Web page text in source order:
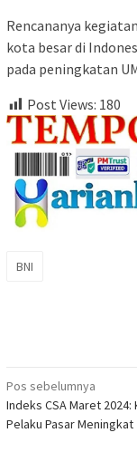
Rencananya
kota besar di
pada peningkatan
Post Views: 180
BNI
Navigasi
pos
Pos sebelumnya
Indeks CSA Maret 2024:
Pelaku Pasar Meningkat